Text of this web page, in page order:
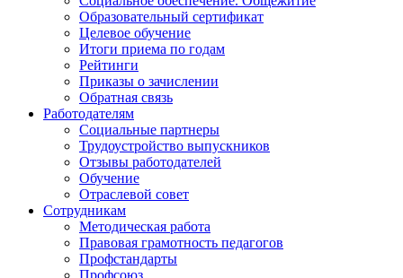
Образовательный сертификат
Целевое обучение
Итоги приема по годам
Рейтинги
Приказы о зачислении
Обратная связь
Работодателям
Социальные партнеры
Трудоустройство выпускников
Отзывы работодателей
Обучение
Отраслевой совет
Сотрудникам
Методическая работа
Правовая грамотность педагогов
Профстандарты
Профсоюз